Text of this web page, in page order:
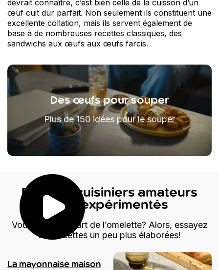
devrait connaître, c’est bien celle de la cuisson d’un
œuf cuit dur parfait. Non seulement ils constituent une
excellente collation, mais ils servent également de
base à de nombreuses recettes classiques, des
sandwichs aux œufs aux œufs farcis.
Des œufs pour souper
Plus de 150 idées pour le souper
Pour les cuisiniers amateurs
plus expérimentés
Vous maîtrisez l’art de l’omelette? Alors, essayez
ces recettes un peu plus élaborées!
La mayonnaise maison